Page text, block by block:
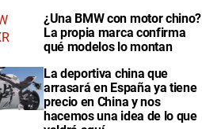
¿Una BMW con motor chino?
La propia marca confirma
qué modelos lo montan
La deportiva china que
arrasará en España ya tiene
precio en China y nos
hacemos una idea de lo que